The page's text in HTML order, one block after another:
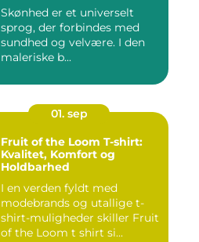
Skønhed er et universelt
sprog, der forbindes med
sundhed og velvære. I den
maleriske b...
01. sep
Fruit of the Loom T-shirt:
Kvalitet, Komfort og
Holdbarhed
I en verden fyldt med
modebrands og utallige t-
shirt-muligheder skiller Fruit
of the Loom t shirt si...